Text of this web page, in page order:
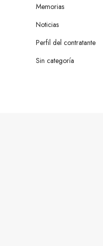
Memorias
Noticias
Perfil del contratante
Sin categoría